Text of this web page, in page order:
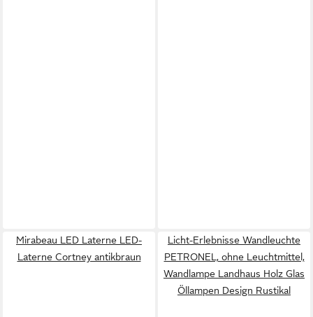
Mirabeau LED Laterne LED-
Laterne Cortney antikbraun
Licht-Erlebnisse Wandleuchte
PETRONEL, ohne Leuchtmittel,
Wandlampe Landhaus Holz Glas
Öllampen Design Rustikal